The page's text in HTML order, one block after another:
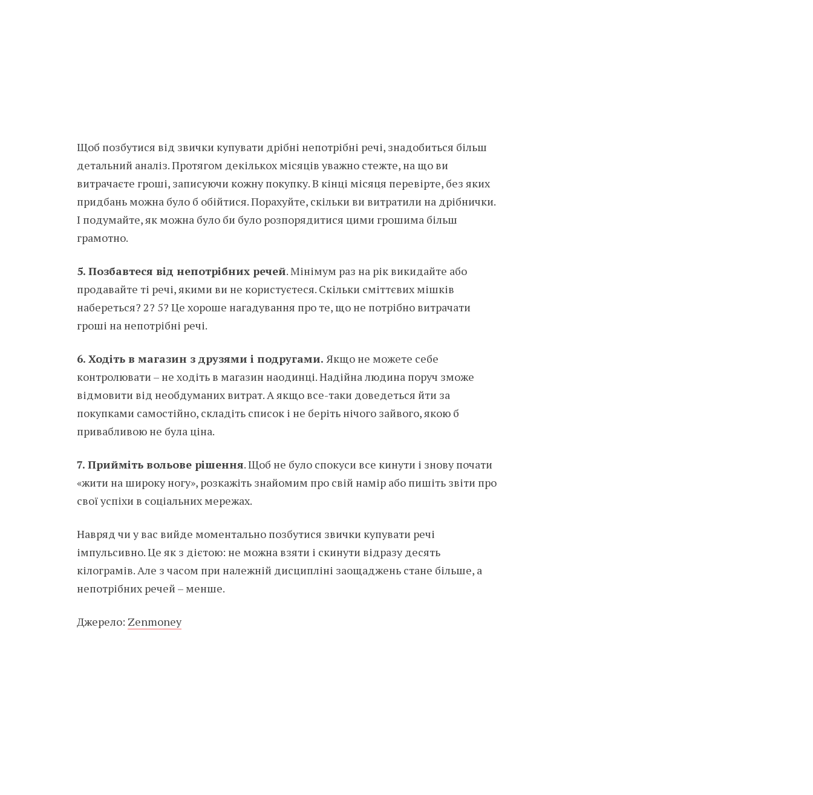
Щоб позбутися від звички купувати дрібні непотрібні речі, знадобиться більш
детальний аналіз. Протягом декількох місяців уважно стежте, на що ви
витрачаєте гроші, записуючи кожну покупку. В кінці місяця перевірте, без яких
придбань можна було б обійтися. Порахуйте, скільки ви витратили на дрібнички.
І подумайте, як можна було би було розпорядитися цими грошима більш
грамотно.
5. Позбавтеся від непотрібних речей. Мінімум раз на рік викидайте або
продавайте ті речі, якими ви не користуєтеся. Скільки сміттєвих мішків
набереться? 2? 5? Це хороше нагадування про те, що не потрібно витрачати
гроші на непотрібні речі.
6. Ходіть в магазин з друзями і подругами. Якщо не можете себе
контролювати – не ходіть в магазин наодинці. Надійна людина поруч зможе
відмовити від необдуманих витрат. А якщо все-таки доведеться йти за
покупками самостійно, складіть список і не беріть нічого зайвого, якою б
привабливою не була ціна.
7.Прийміть вольове рішення. Щоб не було спокуси все кинути і знову почати
«жити на широку ногу», розкажіть знайомим про свій намір або пишіть звіти про
свої успіхи в соціальних мережах.
Навряд чи у вас вийде моментально позбутися звички купувати речі
імпульсивно. Це як з дієтою: не можна взяти і скинути відразу десять
кілограмів. Але з часом при належній дисципліні заощаджень стане більше, а
непотрібних речей – менше.
Джерело: Zenmoney